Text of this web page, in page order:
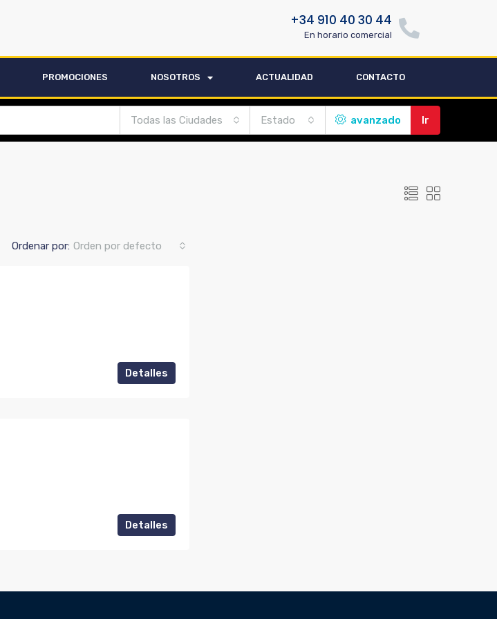
+34 910 40 30 44
En horario comercial
PROMOCIONES NOSOTROS ACTUALIDAD CONTACTO
Todas las Ciudades Estado avanzado Ir
Ordenar por: Orden por defecto
Detalles
Detalles